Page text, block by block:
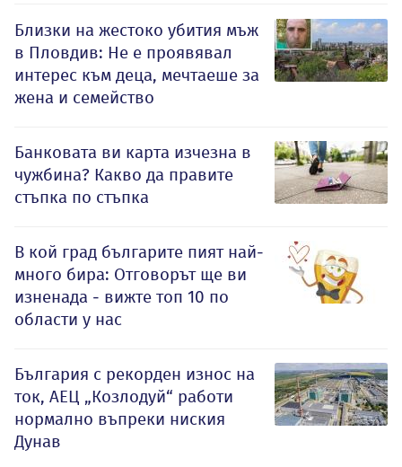
Близки на жестоко убития мъж
в Пловдив: Не е проявявал
интерес към деца, мечтаеше за
жена и семейство
Банковата ви карта изчезна в
чужбина? Какво да правите
стъпка по стъпка
В кой град българите пият най-
много бира: Отговорът ще ви
изненада - вижте топ 10 по
области у нас
България с рекорден износ на
ток, АЕЦ „Козлодуй“ работи
нормално въпреки ниския
Дунав